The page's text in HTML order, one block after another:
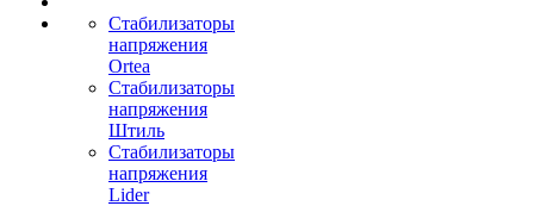
Стабилизаторы
напряжения
Ortea
Стабилизаторы
напряжения
Штиль
Стабилизаторы
напряжения
Lider